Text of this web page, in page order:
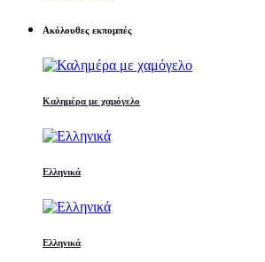
Ακόλουθες εκπομπές
Καλημέρα με χαμόγελο
Ελληνικά
Ελληνικά